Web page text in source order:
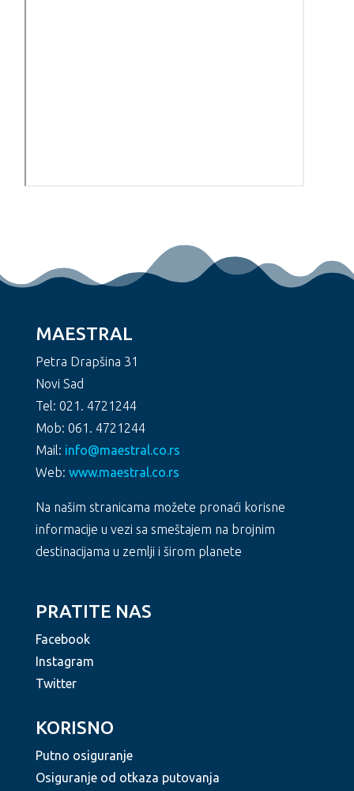
MAESTRAL
Petra Drapšina 31
Novi Sad
Tel: 021. 4721244
Mob: 061. 4721244
Mail: info@maestral.co.rs
Web: www.maestral.co.rs
Na našim stranicama možete pronaći korisne
informacije u vezi sa smeštajem na brojnim
destinacijama u zemlji i širom planete
PRATITE NAS
Facebook
Instagram
Twitter
KORISNO
Putno osiguranje
Osiguranje od otkaza putovanja